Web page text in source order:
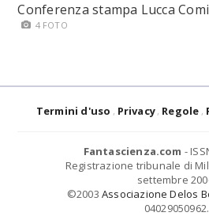
Conferenza stampa Lucca
4 FOTO
Termini d'uso Privacy Regole
Fantascienza.com -
Registrazione tribunale di
settembre
©2003 Associazione Delos
04029050962.